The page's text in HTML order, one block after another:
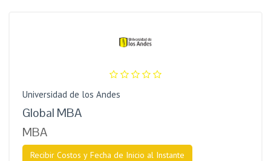
Universidad de los Andes
Global MBA
MBA
Recibir Costos y Fecha de Inicio al Instante